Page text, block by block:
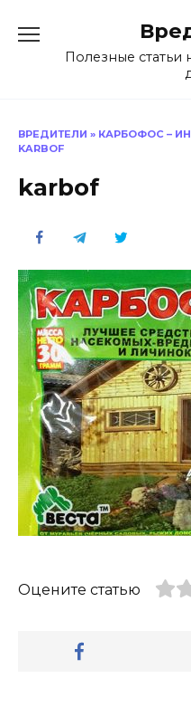
содержаниюПолезные статьи
ВРЕДИТЕЛИ » КАРБОФОС –
KARBOF
karbof
Оцените статью